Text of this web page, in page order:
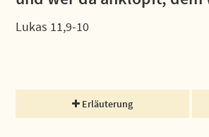
Lukas 11,9-10
Erläuterung